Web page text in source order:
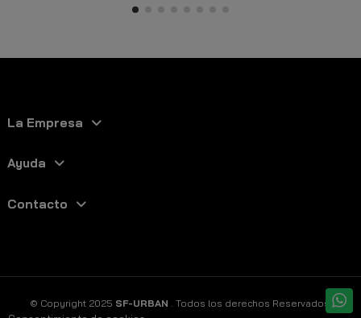
La Empresa
Ayuda
Contacto
© Copyright 2025 SF-URBAN . Todos los derechos Reservados.